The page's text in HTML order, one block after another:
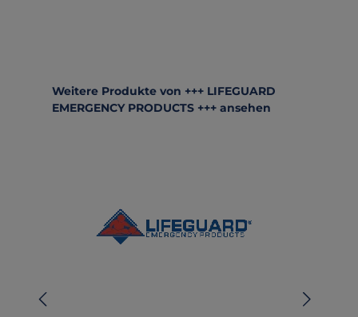
Produktgalerie überspringen
Weitere Produkte von +++ LIFEGUARD
EMERGENCY PRODUCTS +++ ansehen